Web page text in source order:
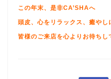
この年末、 是非CA’SHAへ
頭皮、心をリラックス、癒や
皆様のご来店を心よりお待ちし